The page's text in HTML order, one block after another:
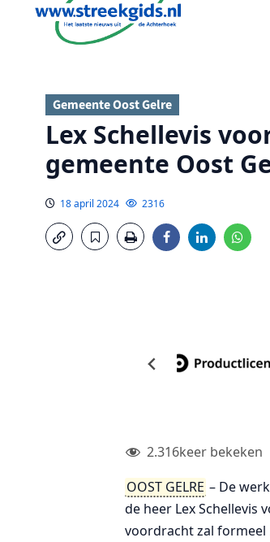
Gemeente Oost Gelre
Lex Schellevis
gemeente Oost
18 april 2024 2316
2.316keer bekeken
OOST GELRE – De
de heer Lex Schellevis
voordracht zal